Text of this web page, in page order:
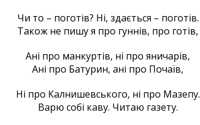
Чи то – поготів? Ні, здається – поготів.
Також не пишу я про гуннів, про готів,
Ані про манкуртів, ні про яничарів,
Ані про Батурин, ані про Почаїв,
Ні про Калнишевського, ні про Мазепу.
Варю собі каву. Читаю газету.